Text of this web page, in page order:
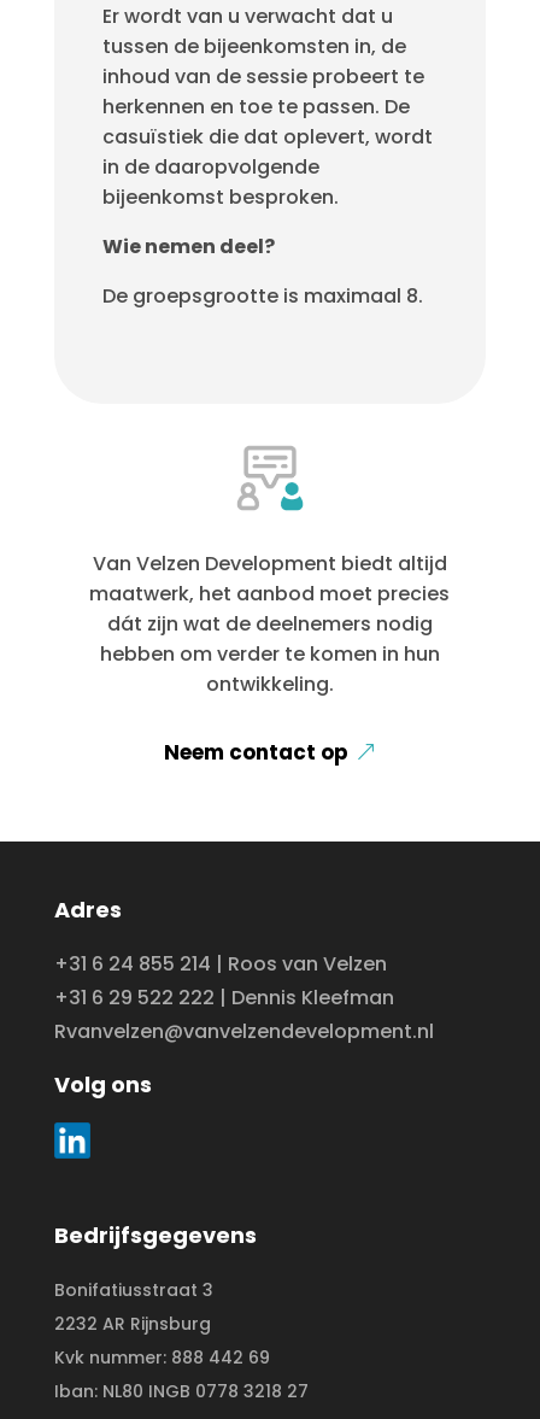
Er wordt van u verwacht dat u
tussen de bijeenkomsten in, de
inhoud van de sessie probeert te
herkennen en toe te passen. De
casuïstiek die dat oplevert, wordt
in de daaropvolgende
bijeenkomst besproken.
Wie nemen deel?
De groepsgrootte is maximaal 8.
Van Velzen Development biedt altijd
maatwerk, het aanbod moet precies
dát zijn wat de deelnemers nodig
hebben om verder te komen in hun
ontwikkeling.
Neem contact op
Adres
+31 6 24 855 214 | Roos van Velzen
+31 6 29 522 222 | Dennis Kleefman
Rvanvelzen@vanvelzendevelopment.nl
Volg ons
Bedrijfsgegevens
Bonifatiusstraat 3
2232 AR Rijnsburg
Kvk nummer: 888 442 69
Iban: NL80 INGB 0778 3218 27